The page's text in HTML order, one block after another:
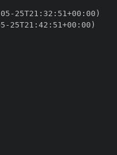
05 - 25T21 : 32 : 51+00 :
- 25T21 : 42 : 51+00 :